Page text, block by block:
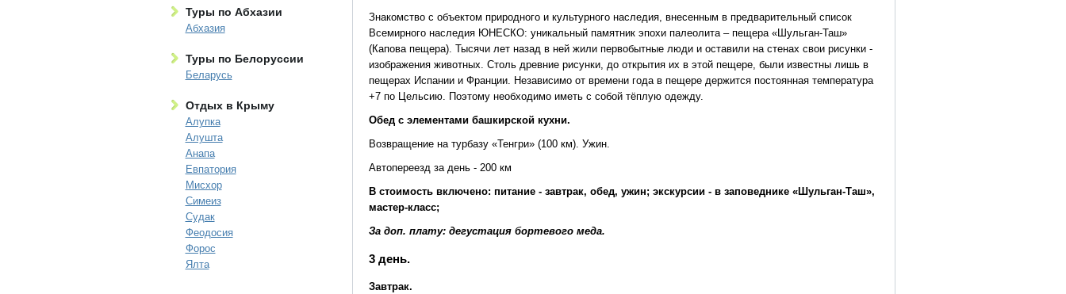
Туры по Абхазии
Абхазия
Туры по Белоруссии
Беларусь
Отдых в Крыму
Алупка
Алушта
Анапа
Евпатория
Мисхор
Симеиз
Судак
Феодосия
Форос
Ялта
Знакомство с объектом природного и культурного наследия, внесенным в предварительный список
Всемирного наследия ЮНЕСКО: уникальный памятник эпохи палеолита – пещера «Шульган-Таш»
(Капова пещера). Тысячи лет назад в ней жили первобытные люди и оставили на стенах свои рисунки -
изображения животных. Столь древние рисунки, до открытия их в этой пещере, были известны лишь в
пещерах Испании и Франции. Независимо от времени года в пещере держится постоянная температура
+7 по Цельсию. Поэтому необходимо иметь с собой тёплую одежду.
Обед с элементами башкирской кухни.
Возвращение на турбазу «Тенгри» (100 км). Ужин.
Автопереезд за день - 200 км
В стоимость включено: питание - завтрак, обед, ужин; экскурсии - в заповеднике «Шульган-Таш»,
мастер-класс;
За доп. плату: дегустация бортевого меда.
3 день.
Завтрак.